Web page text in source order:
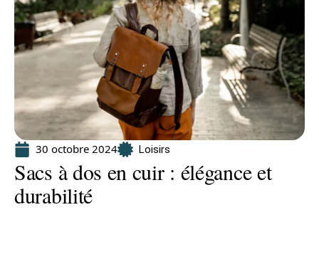
30 octobre 2024 Loisirs
Sacs à dos en cuir : élégance et
durabilité